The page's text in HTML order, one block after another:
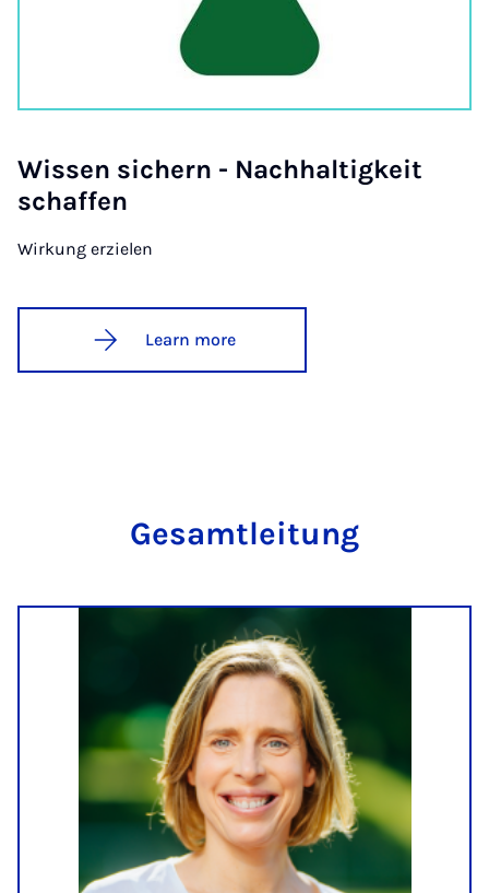
Wis­sen sich­ern - Nach­haltigkeit
schaf­fen
Wirkung erzielen
Learn more
Ges­amtlei­tung